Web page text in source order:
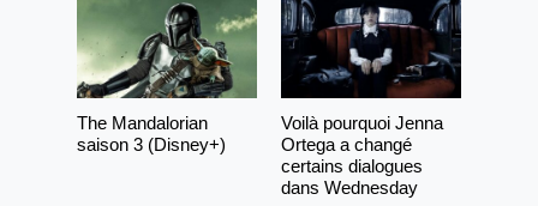
The Mandalorian
saison 3 (Disney+)
Voilà pourquoi Jenna
Ortega a changé
certains dialogues
dans Wednesday